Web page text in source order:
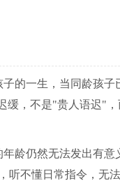
的一生，当同龄孩
，不是"贵人语迟"，
龄仍然无法发出有
听不懂日常指令，无